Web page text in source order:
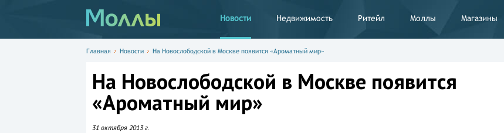
Новости Недвижимость Ритейл Моллы Магазины
Главная Новости На Новослободской в Москве появится «Ароматный мир»
На Новослободской в Москве появится
«Ароматный мир»
31 октября 2013 г.